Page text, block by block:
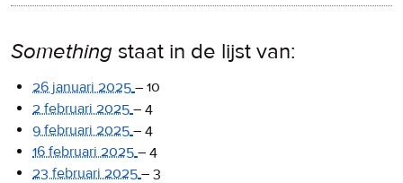
Something staat in de lijst van:
26 januari 2025 – 10
2 februari 2025 – 4
9 februari 2025 – 4
16 februari 2025 – 4
23 februari 2025 – 3